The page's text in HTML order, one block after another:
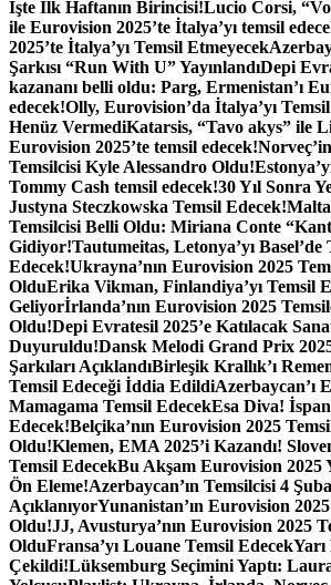
İşte İlk Haftanın Birincisi!Lucio Corsi,
ile Eurovision 2025’te İtalya’yı temsil
2025’te İtalya’yı Temsil Etmeyecek
Şarkısı “Run With U” YayınlandıDepi
kazananı belli oldu: Parg, Ermenistan’ı
edecek!Olly, Eurovision’da İtalya’yı
Henüz VermediKatarsis, “Tavo akys” ile
Eurovision 2025’te temsil edecek!
Temsilcisi Kyle Alessandro Oldu!
Tommy Cash temsil edecek!30 Yıl Sonra
Justyna Steczkowska Temsil Edecek!
Temsilcisi Belli Oldu: Miriana Conte
Gidiyor!Tautumeitas, Letonya’yı Basel’de
Edecek!Ukrayna’nın Eurovision 2025
OlduErika Vikman, Finlandiya’yı Temsil
Geliyorİrlanda’nın Eurovision 2025
Oldu!Depi Evratesil 2025’e Katılacak
Duyuruldu!Dansk Melodi Grand Prix 2025
Şarkıları AçıklandıBirleşik Krallık’ı
Temsil Edeceği İddia EdildiAzerbaycan’ı
Mamagama Temsil EdecekEsa Diva!
Edecek!Belçika’nın Eurovision 2025
Oldu!Klemen, EMA 2025’i Kazandı!
Temsil EdecekBu Akşam Eurovision 2025
Ön Eleme!Azerbaycan’ın Temsilcisi 4
AçıklanıyorYunanistan’ın Eurovision
Oldu!JJ, Avusturya’nın Eurovision 2025
OlduFransa’yı Louane Temsil Edecek
Çekildi!Lüksemburg Seçimini Yaptı: